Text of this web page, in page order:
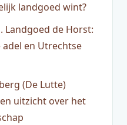
landgoed wint?
Landgoed de Horst:
en Utrechtse
(De Lutte)
uitzicht over het